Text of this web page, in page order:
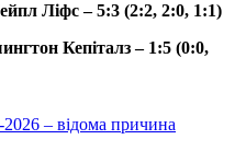
Ліфс – 5:3 (2:2, 2:0, 1:1)
Кепіталз – 1:5 (0:0,
– відома причина